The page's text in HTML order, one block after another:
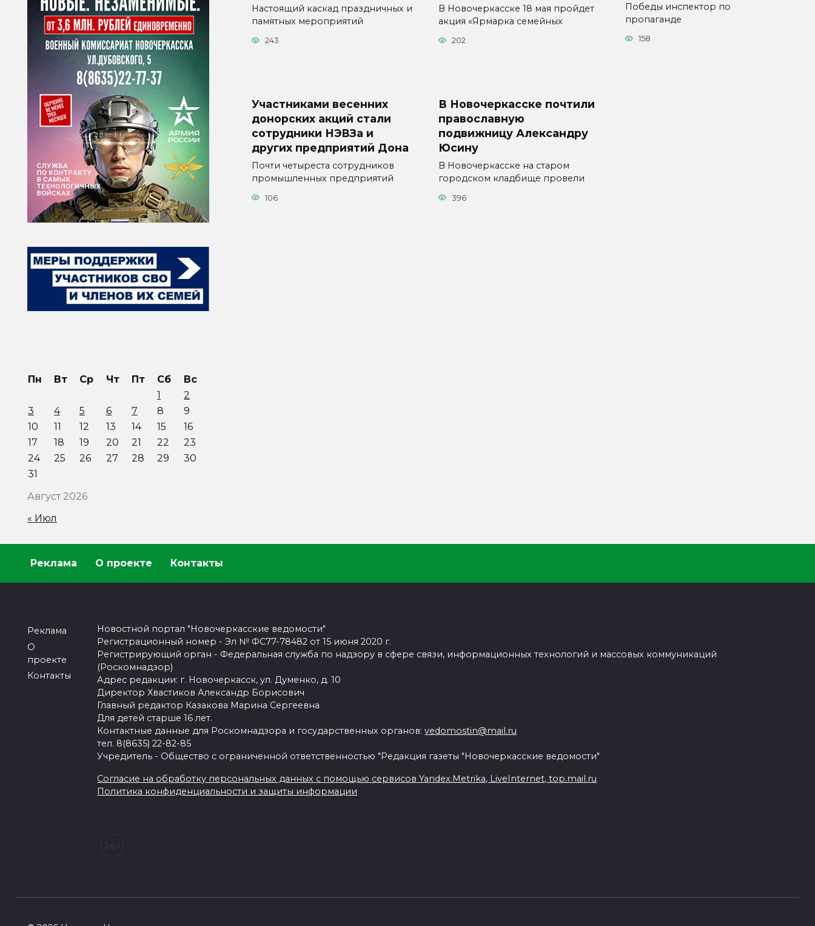
Настоящий каскад праздничных и
памятных мероприятий
243
В Новочеркасске 18 мая пройдет
акция «Ярмарка семейных
202
Победы инспектор по
пропаганде
158
Участниками весенних
донорских акций стали
сотрудники НЭВЗа и
других предприятий Дона
Почти четыреста сотрудников
промышленных предприятий
106
В Новочеркасске почтили
православную
подвижницу Александру
Юсину
В Новочеркасске на старом
городском кладбище провели
396
Август 2026
Пн Вт Ср Чт Пт Сб
Вс
1
2
3
4 5 6 7 8
9
10
11 12 13 14 15
16
17
18 19 20 21 22
23
24
25 26 27 28 29
30
31
« Июл
Реклама О проекте Контакты
Реклама
О
проекте
Контакты
Новостной портал "Новочеркасские ведомости"
Регистрационный номер - Эл № ФС77-78482 от 15 июня 2020 г.
Регистрирующий орган - Федеральная служба по надзору в сфере связи, информационных технологий и массовых коммуникаций
(Роскомнадзор)
Адрес редакции: г. Новочеркасск, ул. Думенко, д. 10
Директор Хвастиков Александр Борисович
Главный редактор Казакова Марина Сергеевна
Для детей старше 16 лет.
Контактные данные для Роскомнадзора и государственных органов:vedomostin@mail.ru
тел. 8(8635) 22-82-85
Учредитель - Общество с ограниченной ответственностью "Редакция газеты "Новочеркасские ведомости"
Согласие на обработку персональных данных с помощью сервисов Yandex.Metrika, LiveInternet, top.mail.ru
Политика конфиденциальности и защиты информации